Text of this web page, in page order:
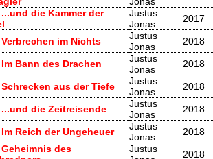
die Kammer der
Justus
Jonas
2017
Verbrechen im Nichts
Justus
Jonas
2018
Bann des Drachen
Justus
Jonas
2018
Schrecken aus der Tiefe
Justus
Jonas
2018
...und die Zeitreisende
Justus
Jonas
2018
Reich der Ungeheuer
Justus
Jonas
2018
Geheimnis des
Justus
2018